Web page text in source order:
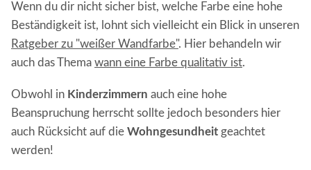
Wenn du dir nicht sicher bist, welche Farbe eine hohe
Beständigkeit ist, lohnt sich vielleicht ein Blick in unseren
Ratgeber zu "weißer Wandfarbe". Hier behandeln wir
auch das Thema wann eine Farbe qualitativ ist.
Obwohl in Kinderzimmern auch eine hohe
Beanspruchung herrscht sollte jedoch besonders hier
auch Rücksicht auf die Wohngesundheit geachtet
werden!